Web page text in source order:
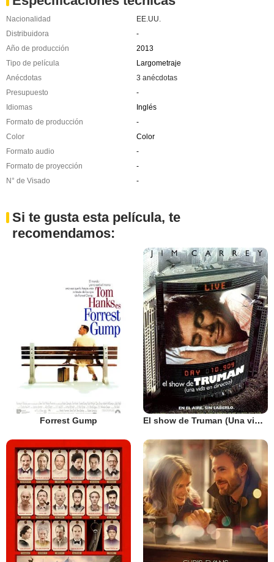
Nacionalidad
EE.UU.
Distribuidora
-
Año de producción
2013
Tipo de película
Largometraje
Anécdotas
3 anécdotas
Presupuesto
-
Idiomas
Inglés
Formato de producción
-
Color
Color
Formato audio
-
Formato de proyección
-
N° de Visado
-
Si te gusta esta película, te
recomendamos:
Forrest Gump El show de Truman (Una vida en directo)